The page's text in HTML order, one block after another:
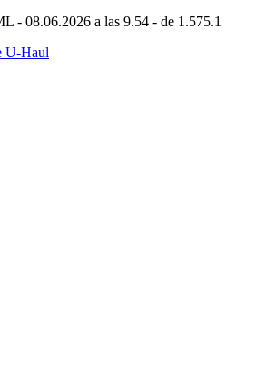
- 08.06.2026 a las 9.54 - de 1.575.1
U-Haul